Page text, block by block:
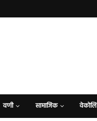
वणी सामाजिक वेकोलि